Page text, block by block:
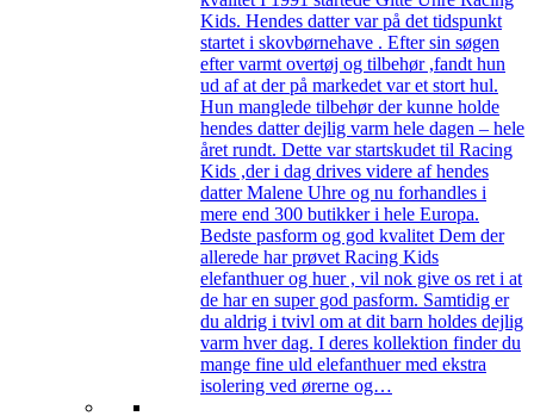
Kids. Hendes datter var på det tidspunkt
startet i skovbørnehave . Efter sin søgen
efter varmt overtøj og tilbehør ,fandt hun
ud af at der på markedet var et stort hul.
Hun manglede tilbehør der kunne holde
hendes datter dejlig varm hele dagen – hele
året rundt. Dette var startskudet til Racing
Kids ,der i dag drives videre af hendes
datter Malene Uhre og nu forhandles i
mere end 300 butikker i hele Europa.
Bedste pasform og god kvalitet Dem der
allerede har prøvet Racing Kids
elefanthuer og huer , vil nok give os ret i at
de har en super god pasform. Samtidig er
du aldrig i tvivl om at dit barn holdes dejlig
varm hver dag. I deres kollektion finder du
mange fine uld elefanthuer med ekstra
isolering ved ørerne og…